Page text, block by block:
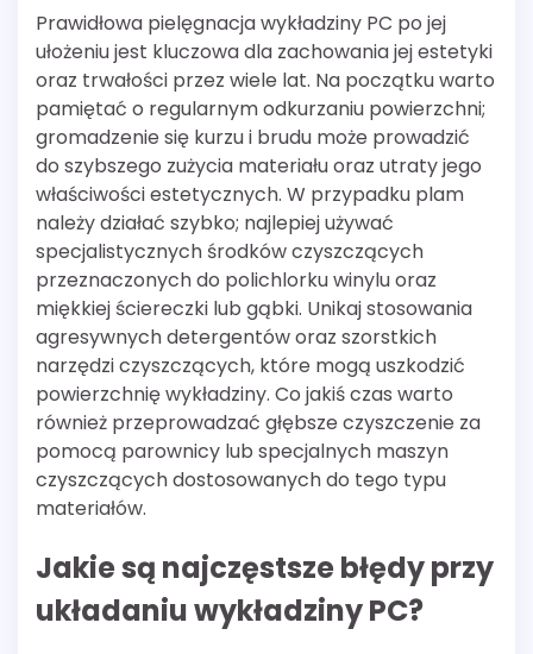
Prawidłowa pielęgnacja wykładziny PC po jej
ułożeniu jest kluczowa dla zachowania jej estetyki
oraz trwałości przez wiele lat. Na początku warto
pamiętać o regularnym odkurzaniu powierzchni;
gromadzenie się kurzu i brudu może prowadzić
do szybszego zużycia materiału oraz utraty jego
właściwości estetycznych. W przypadku plam
należy działać szybko; najlepiej używać
specjalistycznych środków czyszczących
przeznaczonych do polichlorku winylu oraz
miękkiej ściereczki lub gąbki. Unikaj stosowania
agresywnych detergentów oraz szorstkich
narzędzi czyszczących, które mogą uszkodzić
powierzchnię wykładziny. Co jakiś czas warto
również przeprowadzać głębsze czyszczenie za
pomocą parownicy lub specjalnych maszyn
czyszczących dostosowanych do tego typu
materiałów.
Jakie są najczęstsze błędy przy
układaniu wykładziny PC?